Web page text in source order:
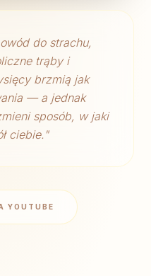
do strachu,
trąby i
brzmią jak
— a jednak
sposób, w jaki
ciebie. "
YOUTUBE